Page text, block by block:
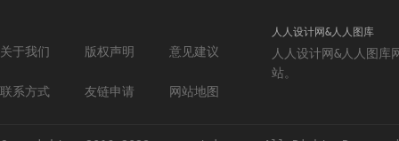
关于我们 版权声明 意见建议
联系方式 友链申请 网站地图
人人设计网&人人图库
人人设计网&人人图库
站。